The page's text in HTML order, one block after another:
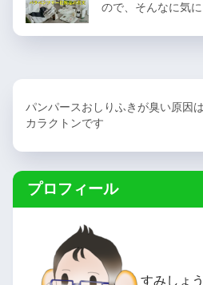
ので、そんなに気
パンパースおしりふきが臭い原因
カラクトンです
プロフィール
すみしょ